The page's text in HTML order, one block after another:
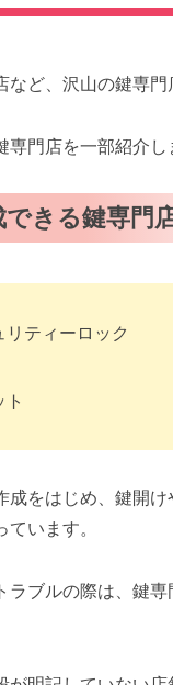
ど、沢山の鍵専門
門店を一部紹介し
きる鍵専門
ティーロック
成をはじめ、鍵開
います。
ラブルの際は、鍵